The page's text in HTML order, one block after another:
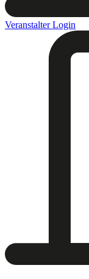
Veranstalter Login